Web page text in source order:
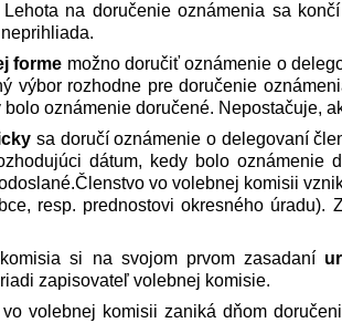
Lehota na doručenie oznámenia sa
forme možno doručiť oznámenie o
výbor rozhodne pre doručenie
bolo oznámenie doručené. Nepostačuje,
sa doručí oznámenie o delegovaní
dátum, kedy bolo oznámenie
Členstvo vo volebnej komisii
resp. prednostovi okresného
si na svojom prvom zasadaní
zapisovateľ volebnej komisie.
volebnej komisii zaniká dňom